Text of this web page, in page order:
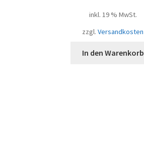
inkl. 19 % MwSt.
zzgl. Versandkosten
In den Warenkorb